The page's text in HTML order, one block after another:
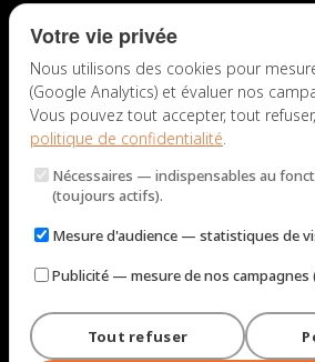
Candidater chez
NOUS
Lun – Jeu : 9h – 12h /
© 2026 Immobilière Pujol — Marseille.
Votre vie privée
Nous utilisons des cookies pour
(Google Analytics) et évaluer nos
Vous pouvez tout accepter, tout
politique de confidentialité.
Nécessaires — indispensables au
(toujours actifs).
Mesure d'audience — statistiques de
Publicité — mesure de nos campagnes
Tout refuser